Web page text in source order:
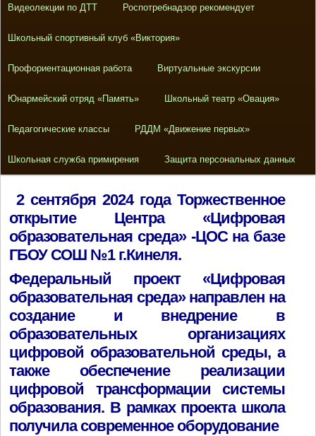
Видеолекции по ДТТ Роспотребнадзор рекомендует
Школьный спортивный клуб «Виктория»
Профориентационная работа Виртуальные экскурсии
Юнармейский отряд «Память» Школьный театр «Овация»
Педагогические классы РДДМ «Движение первых»
Школьная служба примирения Защита персональных данных
2 сентября 2024 года Торжественное
открытие Центра «Цифровая
образовательная среда» -ЦОС на базе
ГБОУ СОШ №1 г.Кинеля.
Федеральный проект «Цифровая
образовательная среда» направлен на
создание и внедрение в
образовательных организациях
цифровой образовательной среды, а
также обеспечение реализации
цифровой трансформации системы
образования. В рамках проекта школа
получила современное оборудование